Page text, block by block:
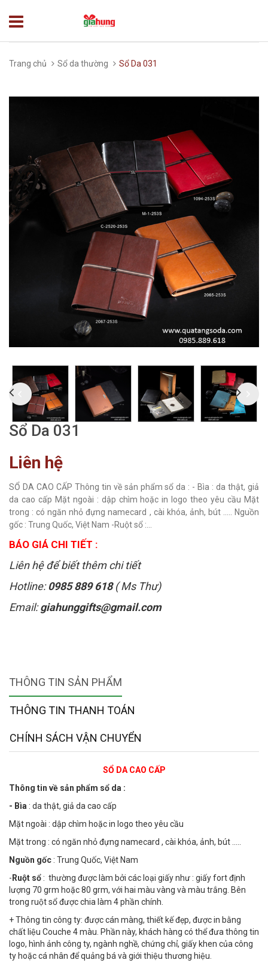
Trang chủ Sổ da thường Sổ Da 031
Sổ Da 031
Liên hệ
SỔ DA CAO CẤP Thông tin về sản phẩm sổ da : - Bìa : da thật, giả
da cao cấp Mặt ngoài : dập chìm hoặc in logo theo yêu cầu Mặt
trong : có ngăn nhỏ đựng namecard , cài khóa, ảnh, bút ..... Nguồn
gốc : Trung Quốc, Việt Nam -Ruột sổ :...
BÁO GIÁ CHI TIẾT :
Liên hệ để biết thêm chi tiết
Hotline:0985 889 618( Ms Thư)
Email:giahunggifts@gmail.com
THÔNG TIN SẢN PHẨM
THÔNG TIN THANH TOÁN
CHÍNH SÁCH VẬN CHUYỂN
SỔ DA CAO CẤP
Thông tin về sản phẩm sổ da :
- Bìa : da thật, giả da cao cấp
Mặt ngoài : dập chìm hoặc in logo theo yêu cầu
Mặt trong : có ngăn nhỏ đựng namecard , cài khóa, ảnh, bút .....
Nguồn gốc : Trung Quốc, Việt Nam
- Ruột sổ : thường được làm bởi các loại giấy như : giấy fort định
lượng 70 grm hoặc 80 grm, với hai màu vàng và màu trắng. Bên
trong ruột sổ được chia làm 4 phần chính.
+ Thông tin công ty: được cán màng, thiết kế đẹp, được in bằng
chất liệu Couche 4 màu. Phần này, khách hàng có thể đưa thông tin
logo, hình ảnh công ty, ngành nghề, chứng chỉ, giấy khen của công
ty hoặc cá nhân để quảng bá và giới thiệu thương hiệu.